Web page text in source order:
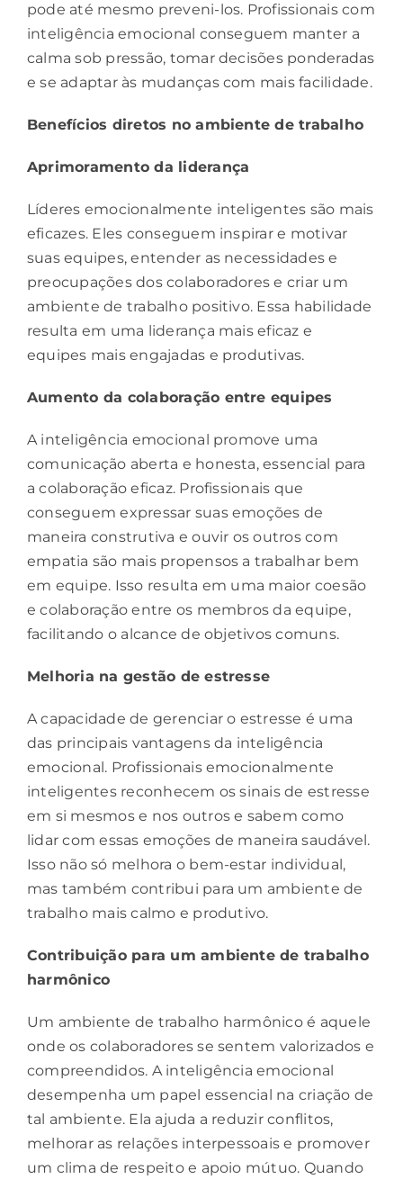
pode até mesmo preveni-los. Profissionais com
inteligência emocional conseguem manter a
calma sob pressão, tomar decisões ponderadas
e se adaptar às mudanças com mais facilidade.
Benefícios diretos no ambiente de trabalho
Aprimoramento da liderança
Líderes emocionalmente inteligentes são mais
eficazes. Eles conseguem inspirar e motivar
suas equipes, entender as necessidades e
preocupações dos colaboradores e criar um
ambiente de trabalho positivo. Essa habilidade
resulta em uma liderança mais eficaz e
equipes mais engajadas e produtivas.
Aumento da colaboração entre equipes
A inteligência emocional promove uma
comunicação aberta e honesta, essencial para
a colaboração eficaz. Profissionais que
conseguem expressar suas emoções de
maneira construtiva e ouvir os outros com
empatia são mais propensos a trabalhar bem
em equipe. Isso resulta em uma maior coesão
e colaboração entre os membros da equipe,
facilitando o alcance de objetivos comuns.
Melhoria na gestão de estresse
A capacidade de gerenciar o estresse é uma
das principais vantagens da inteligência
emocional. Profissionais emocionalmente
inteligentes reconhecem os sinais de estresse
em si mesmos e nos outros e sabem como
lidar com essas emoções de maneira saudável.
Isso não só melhora o bem-estar individual,
mas também contribui para um ambiente de
trabalho mais calmo e produtivo.
Contribuição para um ambiente de trabalho
harmônico
Um ambiente de trabalho harmônico é aquele
onde os colaboradores se sentem valorizados e
compreendidos. A inteligência emocional
desempenha um papel essencial na criação de
tal ambiente. Ela ajuda a reduzir conflitos,
melhorar as relações interpessoais e promover
um clima de respeito e apoio mútuo. Quando